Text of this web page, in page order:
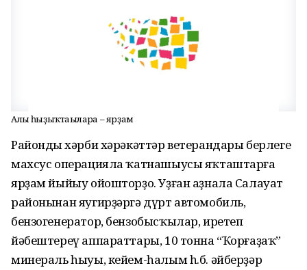
Алғы һыҙыҡтағыларға – ярҙам
Райондың хәрби хәрәкәттәр ветерандары берлеге
махсус операцияла ҡатнашыусы яҡташтарға
ярҙам йыйыу ойошторҙо. Уҙған аҙнала Салауат
районынан яугирҙәргә дүрт автомобиль,
бензогенератор, бензобысҡылар, иретеп
йәбештереү аппараттары, 10 тонна “Ҡорғаҙаҡ”
минераль һыуы, кейем-һалым һ.б. әйберҙәр